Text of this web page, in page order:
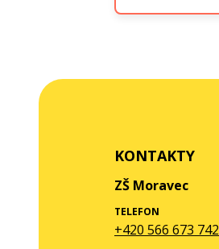
KONTAKTY
ZŠ Moravec
TELEFON
+420 566 673 742